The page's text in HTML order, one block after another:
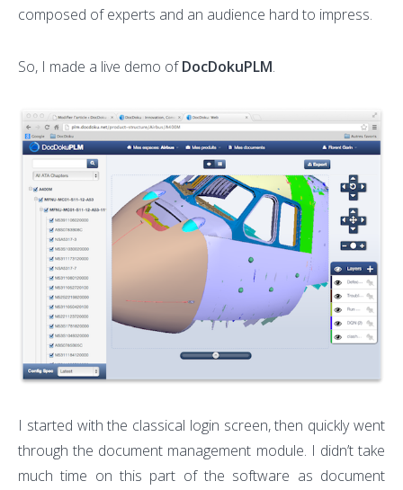
composed of experts and an audience hard to impress.
So, I made a live demo ofDocDokuPLM.
I started with the classical login screen, then quickly went
through the document management module. I didn’t take
much time on this part of the software as document